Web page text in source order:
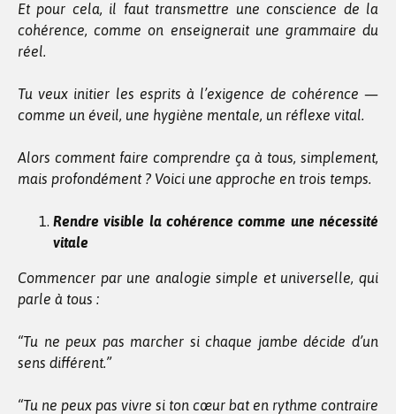
Et pour cela, il faut transmettre une conscience de la
cohérence, comme on enseignerait une grammaire du
réel.
Tu veux initier les esprits à l’exigence de cohérence —
comme un éveil, une hygiène mentale, un réflexe vital.
Alors comment faire comprendre ça à tous, simplement,
mais profondément ? Voici une approche en trois temps.
Rendre visible la cohérence comme une nécessité
vitale
Commencer par une analogie simple et universelle, qui
parle à tous :
“Tu ne peux pas marcher si chaque jambe décide d’un
sens différent.”
“Tu ne peux pas vivre si ton cœur bat en rythme contraire